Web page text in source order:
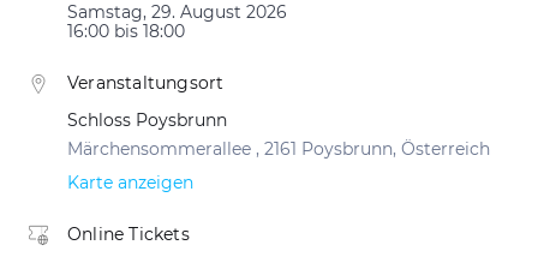
Samstag, 29. August 2026
16:00 bis 18:00
Veranstaltungsort
Schloss Poysbrunn
Märchensommerallee , 2161 Poysbrunn, Österreich
Karte anzeigen
Online Tickets